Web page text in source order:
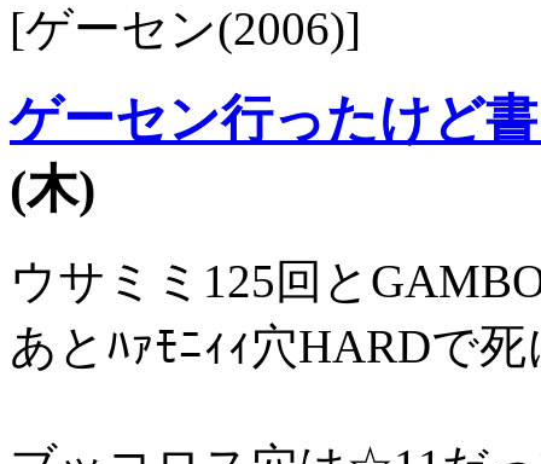
[ゲーセン(2006)]
ゲーセン行ったけど
(木)
ウサミミ125回と
あとﾊｧﾓﾆｨｨ穴HARDで